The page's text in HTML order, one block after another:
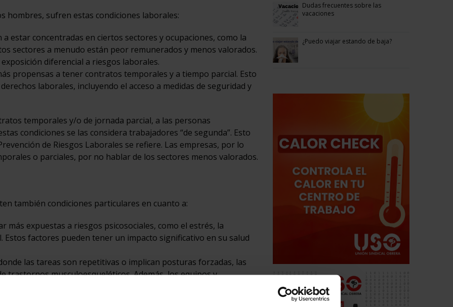
hombres, sufren estas condiciones laborales:
estar concentradas en ciertos sectores y ocupaciones, como la
sectores a menudo están peor remunerados y menos valorados.
diferencial a riesgos laborales.
propensas a tener contratos temporales y a tiempo parcial. Esto
laborales, incluyendo el acceso a medidas de seguridad y
temporales y/o de jornada parcial, a las personas
condiciones se las considera trabajadores “de segunda”. Esto
de Riesgos Laborales se refiere. Las empresas, por lo
o parciales, por no hablar de los sectores menos valorados.
también condiciones particulares en cuanto a:
más expuestas a riesgos psicosociales, como el estrés, la
Estos factores pueden tener un impacto significativo en su salud
las tareas son repetitivas o implican posturas forzadas, las
trastornos musculoesqueléticos. Además, los equipos y
pensando en un estándar masculino. Este hecho puede
Dudas frecuentes sobre las
vacaciones
¿Puedo viajar estando de baja?